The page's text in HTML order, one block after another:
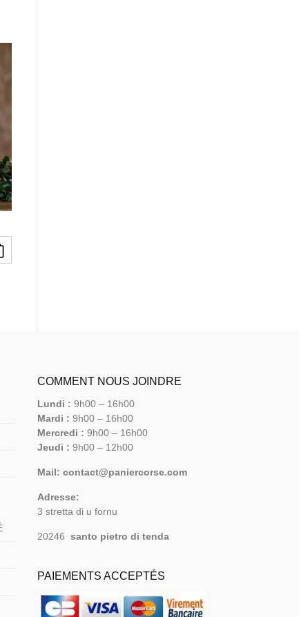
COMMENT NOUS JOINDRE
Lundi : 9h00 – 16h00
Mardi : 9h00 – 16h00
Mercredi : 9h00 – 16h00
Jeudi : 9h00 – 12h00
Mail: contact@paniercorse.com
Adresse:
3 stretta di u fornu
20246 santo pietro di tenda
PAIEMENTS ACCEPTÉS